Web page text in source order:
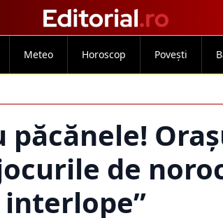
Meteo Horoscop Povești
de